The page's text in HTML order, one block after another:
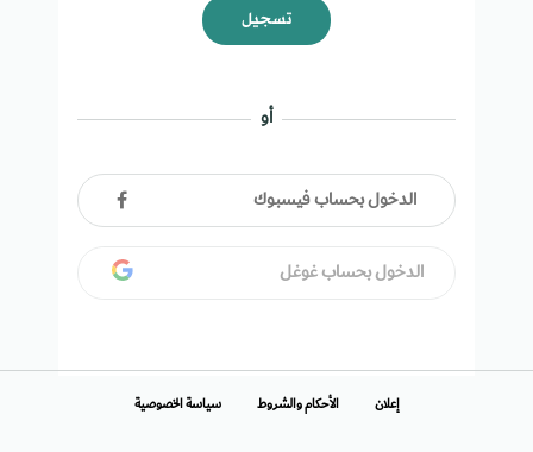
تسجيل
أو
الدخول بحساب فيسبوك
الدخول بحساب غوغل
إعلان الأحكام والشروط سياسة الخصوصية